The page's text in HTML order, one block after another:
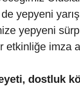
yepyeni
yepyeni
etkinliğe imza
dostluk